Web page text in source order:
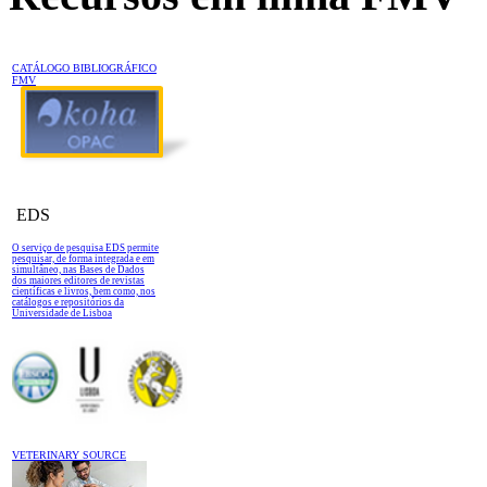
CATÁLOGO BIBLIOGRÁFICO
FMV
EDS
O serviço de pesquisa EDS permite
pesquisar, de forma integrada e em
simultâneo, nas Bases de Dados
dos maiores editores de revistas
científicas e livros, bem como, nos
catálogos e repositórios da
Universidade de Lisboa
VETERINARY SOURCE